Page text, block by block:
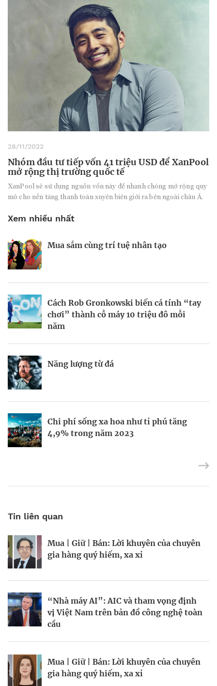
28/11/2022
Nhóm đầu tư tiếp vốn 41 triệu USD để XanPool
mở rộng thị trường quốc tế
XanPool sẽ sử dụng nguồn vốn này để nhanh chóng mở rộng quy
mô cho nền tảng thanh toán xuyên biên giới ra bên ngoài châu Á.
Xem nhiều nhất
Mua sắm cùng trí tuệ nhân tạo
Cách Rob Gronkowski biến cá tính “tay
chơi” thành cỗ máy 10 triệu đô mỗi
năm
Năng lượng từ đá
Chi phí sống xa hoa như tỉ phú tăng
4,9% trong năm 2023
Nhà sáng lập 25 tuổi và tham vọng lật
Thợ săn khoản vay
Nếu biết tận dụng, AI sẽ giúp điều hành
công ty tốt hơn
Định vị doanh nghiệp Việt trên bản đồ
kinh tế toàn cầu
Kiểm soát bất ổn và bảo vệ sức khỏe
BRANDCONNECT | Brand Contributor
Champagne hàng đầu cho chất riêng
mùa lễ hội
Kết nối liên vùng: Đòn bẩy chiến lược
Mukesh Ambani sắp chuyển giao quyền
điều hành Reliance Industries cho các
Tin liên quan
Mua | Giữ | Bán: Lời khuyên của chuyên
gia hàng quý hiếm, xa xỉ
“Nhà máy AI”: AIC và tham vọng định
vị Việt Nam trên bản đồ công nghệ toàn
cầu
Mua | Giữ | Bán: Lời khuyên của chuyên
gia hàng quý hiếm, xa xỉ
Kinh Bắc gia nhập lĩnh vực AI với dự án
tỷ đô
Chiến lược bảo vệ vốn trước rủi ro thị
trường
Mua | Giữ | Bán: Lời khuyên của chuyên
gia hàng quý hiếm, xa xỉ
Tiền cũng mọc trên cây, chỉ là hơi chậm
chút?
Chuyên gia “theo dõi” tỷ phú
Hiệp hội Logistics và Cảng biển
TP.HCM: Hợp nhất sức mạnh, vươn tầm